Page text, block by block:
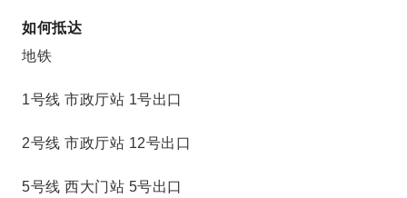
如何抵达
地铁
1号线 市政厅站 1号出口
2号线 市政厅站 12号出口
5号线 西大门站 5号出口